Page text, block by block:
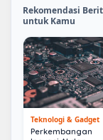
Rekomendasi
untuk Kamu
Teknologi & Gadget
Perkembangan